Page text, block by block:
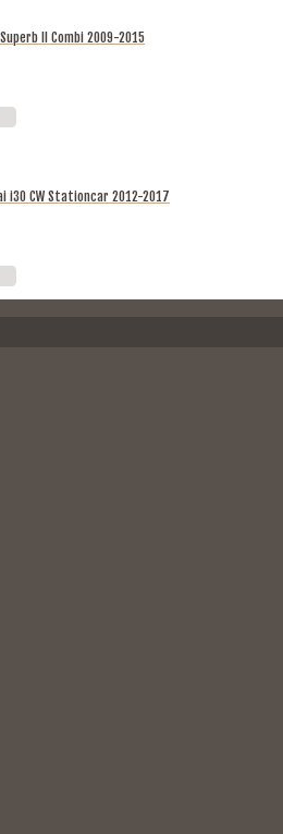
II Combi 2009-2015
i30 CW Stationcar 2012-2017